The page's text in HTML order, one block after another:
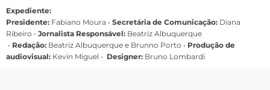
Expediente:
Presidente: Fabiano Moura • Secretária de Comunicação: Diana
Ribeiro • Jornalista Responsável: Beatriz Albuquerque
• Redação: Beatriz Albuquerque e Brunno Porto • Produção de
audiovisual: Kevin Miguel • Designer: Bruno Lombardi